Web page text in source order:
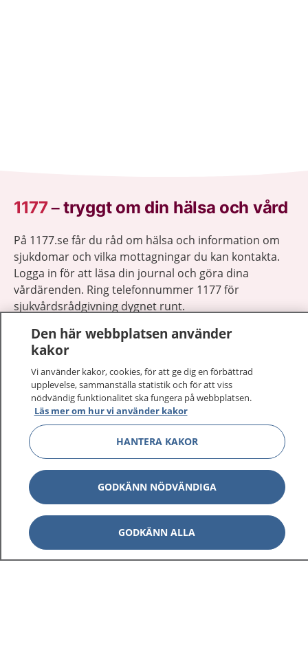
1177–tryggt om din hälsa och vård
På 1177.se får du råd om hälsa och information om
sjukdomar och vilka mottagningar du kan kontakta.
Logga in för att läsa din journal och göra dina
vårdärenden. Ring telefonnummer 1177 för
sjukvårdsrådgivning dygnet runt.
1177 på flera språk
Om 1177 Show
Kontakt Show
Behandling av personuppgifter
Den här webbplatsen använder
kakor
Vi använder kakor, cookies, för att ge dig en förbättrad
upplevelse, sammanställa statistik och för att viss
nödvändig funktionalitet ska fungera på webbplatsen.
Läs mer om hur vi använder kakor
HANTERA KAKOR
GODKÄNN NÖDVÄNDIGA
GODKÄNN ALLA